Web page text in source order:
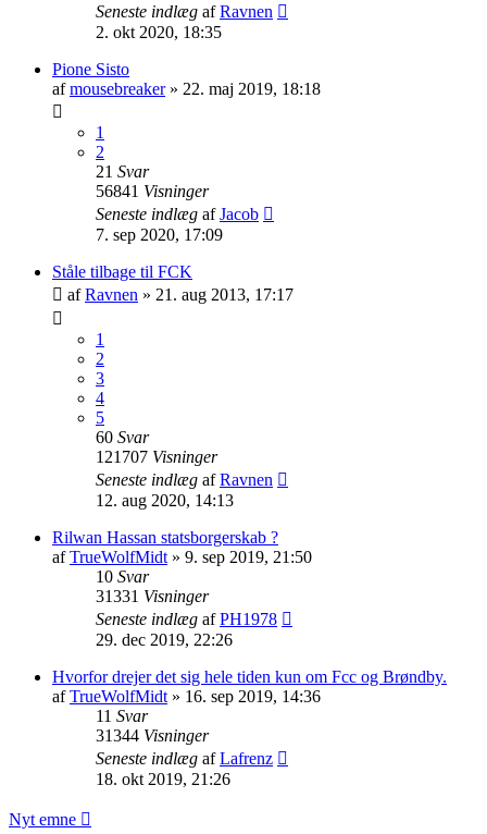
Seneste indlæg afRavnen
2. okt 2020, 18:35
Pione Sisto
afmousebreaker» 22. maj 2019, 18:18
1
2
21 Svar
56841 Visninger
Seneste indlæg afJacob
7. sep 2020, 17:09
Ståle tilbage til FCK
afRavnen » 21. aug 2013, 17:17
1
2
3
4
5
60 Svar
121707 Visninger
Seneste indlæg afRavnen
12. aug 2020, 14:13
Rilwan Hassan statsborgerskab ?
afTrueWolfMidt » 9. sep 2019, 21:50
10 Svar
31331 Visninger
Seneste indlæg afPH1978
29. dec 2019, 22:26
Hvorfor drejer det sig hele tiden kun om Fcc og Brøndby.
afTrueWolfMidt » 16. sep 2019, 14:36
11 Svar
31344 Visninger
Seneste indlæg afLafrenz
18. okt 2019, 21:26
Nyt emne